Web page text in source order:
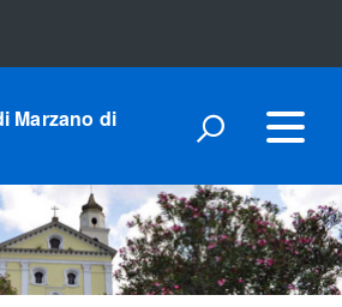
Marzano di